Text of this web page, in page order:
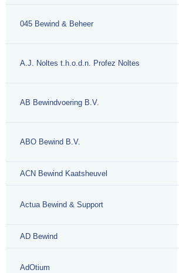
045 Bewind & Beheer
A.J. Noltes t.h.o.d.n. Profez Noltes
AB Bewindvoering B.V.
ABO Bewind B.V.
ACN Bewind Kaatsheuvel
Actua Bewind & Support
AD Bewind
AdOtium